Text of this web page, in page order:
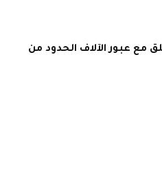
مع عبور الآلاف الحدود من